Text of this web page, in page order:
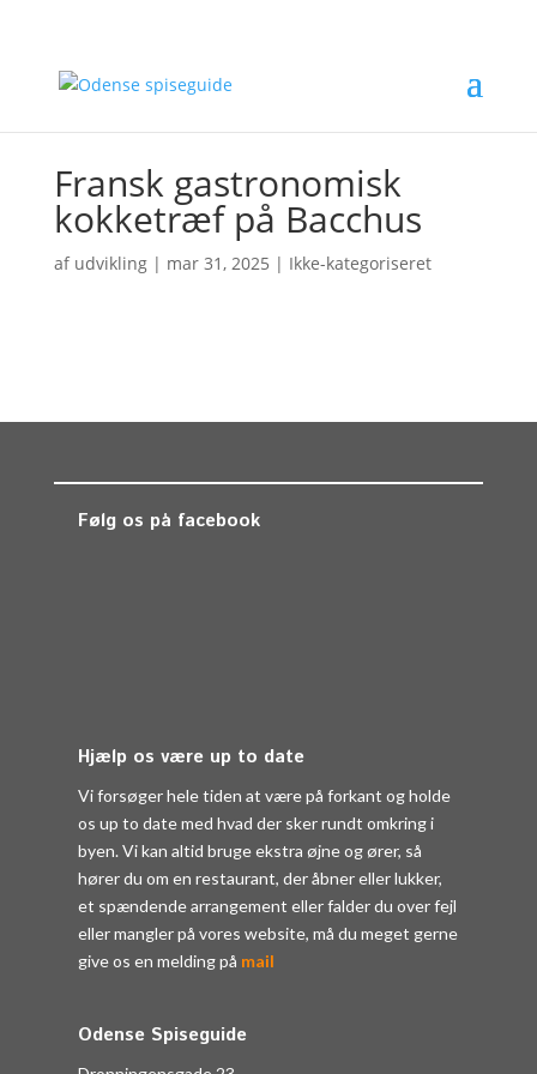
Fransk gastronomisk
kokketræf på Bacchus
af udvikling| mar 31, 2025 | Ikke-kategoriseret
Følg os på facebook
Hjælp os være up to date
Vi forsøger hele tiden at være på forkant og holde
os up to date med hvad der sker rundt omkring i
byen. Vi kan altid bruge ekstra øjne og ører, så
hører du om en restaurant, der åbner eller lukker,
et spændende arrangement eller falder du over fejl
eller mangler på vores website, må du meget gerne
give os en melding på mail
Odense Spiseguide